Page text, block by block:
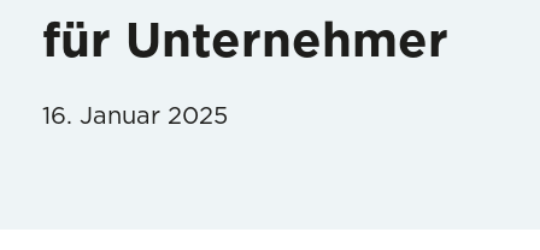
für Unternehmer
16. Januar 2025